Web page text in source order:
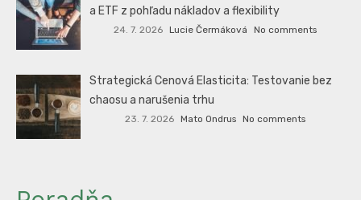
a ETF z pohľadu nákladov a flexibility
24. 7. 2026 Lucie Čermáková No comments
Strategická Cenová Elasticita: Testovanie bez
chaosu a narušenia trhu
23. 7. 2026 Mato Ondrus No comments